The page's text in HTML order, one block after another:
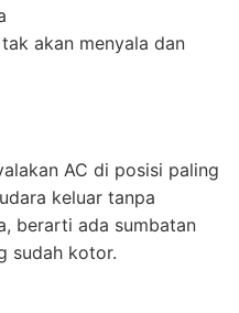
akan menyala dan
AC di posisi paling
keluar tanpa
berarti ada sumbatan
sudah kotor.